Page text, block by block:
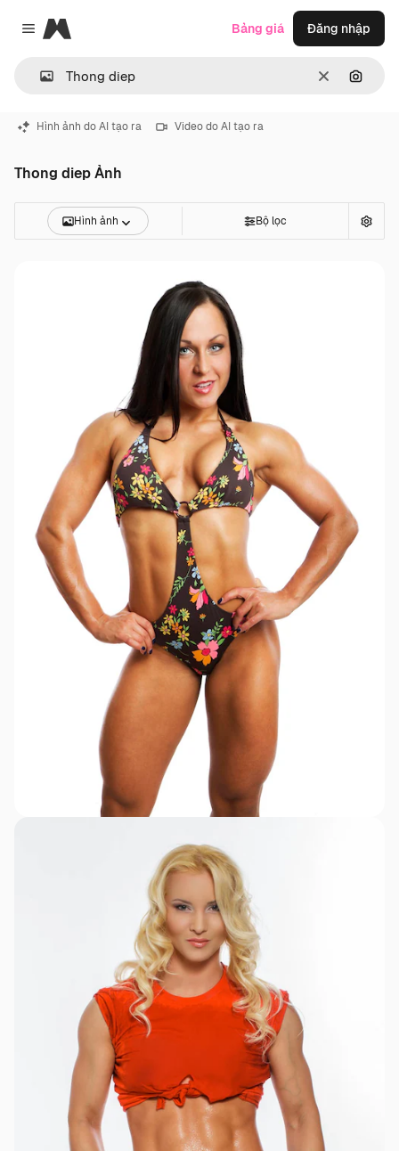
Close menu
Magnific
ThôngTìm
Bảng giá Đăng nhập
Hình ảnh do AI tạo ra Video do AI tạo ra
Thong diep Ảnh
Hình ảnh Bộ lọc